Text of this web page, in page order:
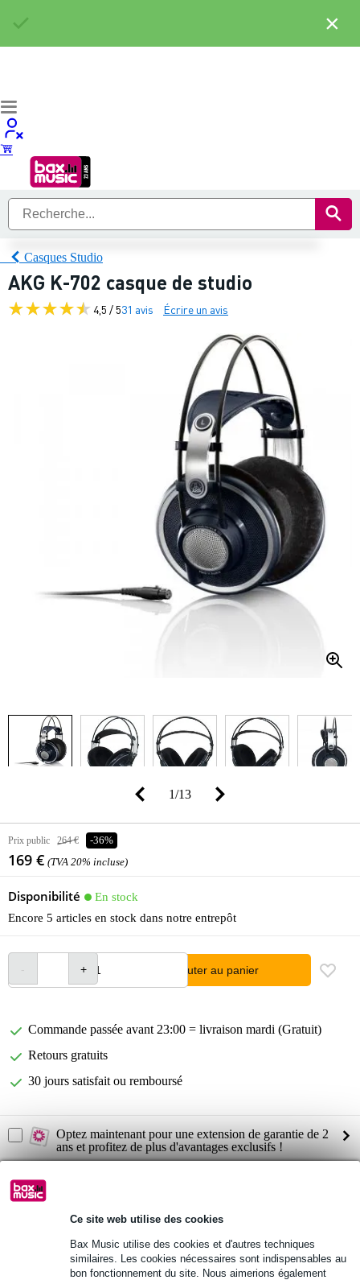
Ce site web utilise des cookies
Bax Music utilise des cookies et d'autres techniques
similaires. Les cookies nécessaires sont indispensables au
bon fonctionnement du site. Nous aimerions également
Casques Studio
AKG K-702 casque de studio
4,5 / 531 avis Écrire un avis
1/13
Prix public 264 € -36%
169 € (TVA 20% incluse)
Disponibilité
En stock
Encore 5 articles en stock dans notre entrepôt
Ajouter au panier
Commande passée avant 23:00 = livraison mardi (Gratuit)
Retours gratuits
30 jours satisfait ou remboursé
Optez maintenant pour une extension de garantie de 2
ans et profitez de plus d'avantages exclusifs !
Démarrer la vérification
×